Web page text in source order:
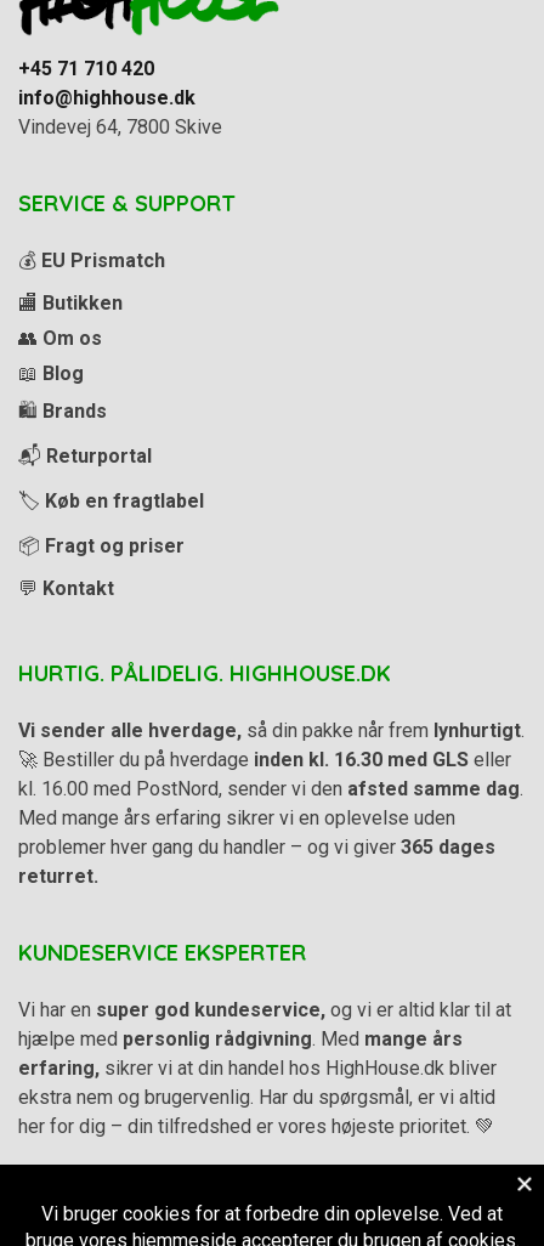
+45 71 710 420
info@highhouse.dk
Vindevej 64, 7800 Skive
SERVICE & SUPPORT
💰 EU Prismatch
🏬 Butikken
👥 Om os
📖 Blog
🛍️ Brands
📬 Returportal
🏷️ Køb en fragtlabel
📦 Fragt og priser
💬 Kontakt
HURTIG. PÅLIDELIG. HIGHHOUSE.DK
Vi sender alle hverdage, så din pakke når frem lynhurtigt.
🚀 Bestiller du på hverdage inden kl. 16.30 med GLS eller
kl. 16.00 med PostNord, sender vi den afsted samme dag.
Med mange års erfaring sikrer vi en oplevelse uden
problemer hver gang du handler – og vi giver 365 dages
returret.
KUNDESERVICE EKSPERTER
Vi har en super god kundeservice, og vi er altid klar til at
hjælpe med personlig rådgivning. Med mange års
erfaring, sikrer vi at din handel hos HighHouse.dk bliver
ekstra nem og brugervenlig. Har du spørgsmål, er vi altid
her for dig – din tilfredshed er vores højeste prioritet. 💚